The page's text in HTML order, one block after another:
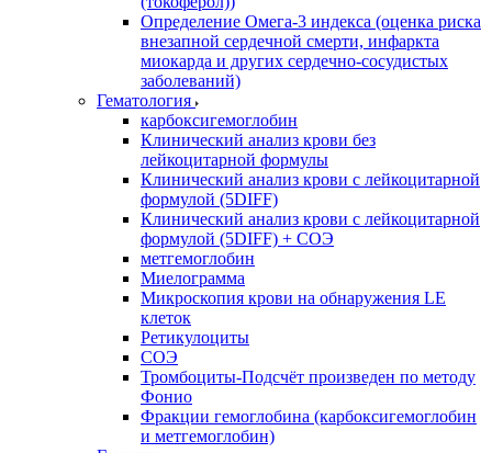
Определение Омега-3 индекса (оценка риска
внезапной сердечной смерти, инфаркта
миокарда и других сердечно-сосудистых
заболеваний)
Гематология
карбоксигемоглобин
Клинический анализ крови без
лейкоцитарной формулы
Клинический анализ крови с лейкоцитарной
формулой (5DIFF)
Клинический анализ крови с лейкоцитарной
формулой (5DIFF) + СОЭ
метгемоглобин
Миелограмма
Микроскопия крови на обнаружения LE
клеток
Ретикулоциты
СОЭ
Тромбоциты-Подсчёт произведен по методу
Фонио
Фракции гемоглобина (карбоксигемоглобин
и метгемоглобин)